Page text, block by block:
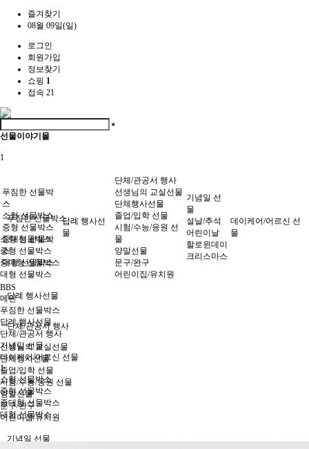
즐겨찾기
08월 09일(일)
로그인
회원가입
정보찾기
쇼핑 1
접속 21
선물이야기몰
1
푸짐한 선물박스
소형 선물박스
중형 선물박스
중대형 선물박스
대형 선물박스
답례 행사선물
단체/관공서 행사
선생님의 교실선물
단체행사선물
졸업/입학 선물
시험/수능/응원 선물
양말선물
문구/완구
어린이집/유치원
기념일 선물
푸짐한 선물박
스
소형 선물박스
중형 선물박스
중대형 선물박
스
대형 선물박스
답례 행사선
물
단체/관공서 행사
선생님의 교실선물
단체행사선물
졸업/입학 선물
시험/수능/응원 선
물
양말선물
문구/완구
어린이집/유치원
기념일 선
물
설날/추석
어린이날
할로윈데이
크리스마스
데이케어/어르신 선
물
BBS
메인
푸짐한 선물박스
답례 행사선물
단체/관공서 행사
기념일 선물
데이케어/어르신 선물
1
소형 선물박스
중형 선물박스
중대형 선물박스
대형 선물박스